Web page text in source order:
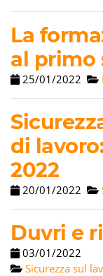
La
al primo
25/01/2022
di
2022
20/01/2022
Duvri e
03/01/2022
Sicurezza sul